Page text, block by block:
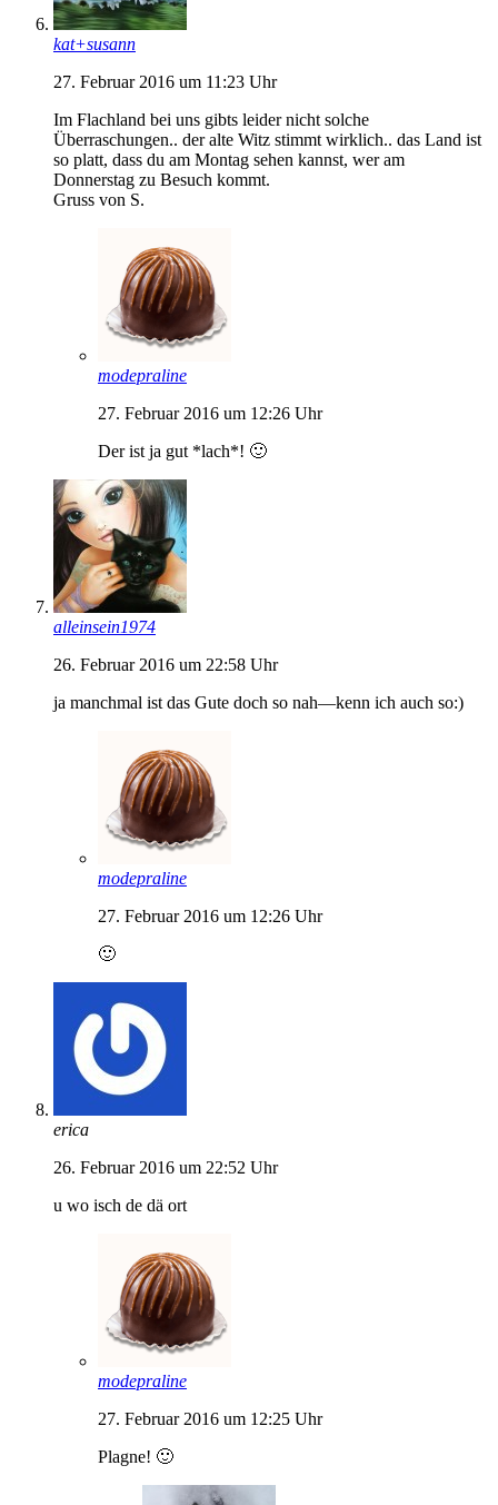
kat+susann
27. Februar 2016 um 11:23 Uhr
Im Flachland bei uns gibts leider nicht solche
Überraschungen.. der alte Witz stimmt wirklich.. das Land ist
so platt, dass du am Montag sehen kannst, wer am
Donnerstag zu Besuch kommt.
Gruss von S.
modepraline
27. Februar 2016 um 12:26 Uhr
Der ist ja gut *lach*! 🙂
alleinsein1974
26. Februar 2016 um 22:58 Uhr
ja manchmal ist das Gute doch so nah—kenn ich auch so:)
modepraline
27. Februar 2016 um 12:26 Uhr
🙂
erica
26. Februar 2016 um 22:52 Uhr
u wo isch de dä ort
modepraline
27. Februar 2016 um 12:25 Uhr
Plagne! 🙂